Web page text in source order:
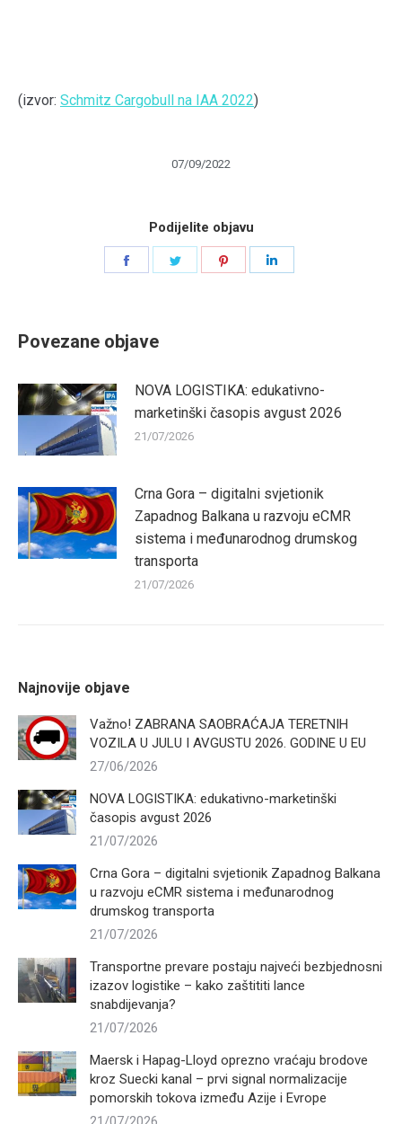
(izvor: Schmitz Cargobull na IAA 2022)
07/09/2022
Podijelite objavu
Povezane objave
NOVA LOGISTIKA: edukativno-
marketinški časopis avgust 2026
21/07/2026
Crna Gora – digitalni svjetionik
Zapadnog Balkana u razvoju eCMR
sistema i međunarodnog drumskog
transporta
21/07/2026
Najnovije objave
Važno! ZABRANA SAOBRAĆAJA TERETNIH
VOZILA U JULU I AVGUSTU 2026. GODINE U EU
27/06/2026
NOVA LOGISTIKA: edukativno-marketinški
časopis avgust 2026
21/07/2026
Crna Gora – digitalni svjetionik Zapadnog Balkana
u razvoju eCMR sistema i međunarodnog
drumskog transporta
21/07/2026
Transportne prevare postaju najveći bezbjednosni
izazov logistike – kako zaštititi lance
snabdijevanja?
21/07/2026
Maersk i Hapag-Lloyd oprezno vraćaju brodove
kroz Suecki kanal – prvi signal normalizacije
pomorskih tokova između Azije i Evrope